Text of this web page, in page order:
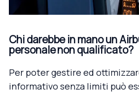
Chi darebbe in mano un
personale non qualificato?
Per poter gestire ed
informativo senza limiti può